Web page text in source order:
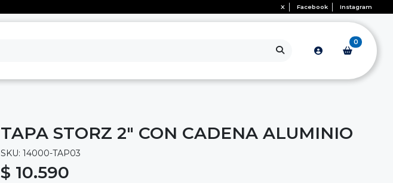
X Facebook Instagram
0
TAPA STORZ 2" CON CADENA ALUMINIO
SKU: 14000-TAP03
$ 10.590